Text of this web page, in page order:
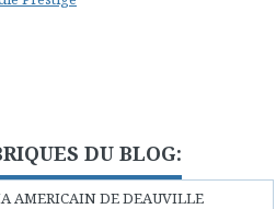
DU BLOG:
AMERICAIN DE DEAUVILLE